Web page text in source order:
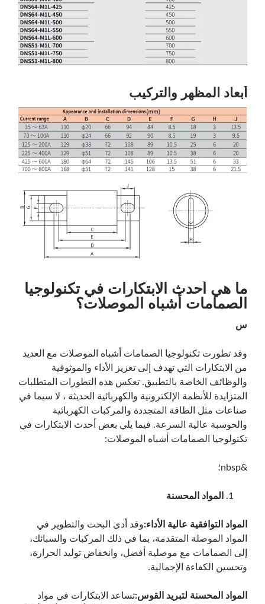
أبعاد المظهر والتركيب
ما هي أحدث الابتكارات في تكنولوجيا
الصمامات أشباه الموصلات؟
س
وقد تطورت تكنولوجيا الصمامات أشباه الموصلات مع العديد
من الابتكارات التي تهدف إلى تعزيز الأداء والموثوقية
والوظائف الخاصة بالتطبيق. تعكس هذه التطورات المتطلبات
المتزايدة للأنظمة الإلكترونية والكهربائية الحديثة ، لا سيما في
صناعات مثل الطاقة المتجددة والمركبات الكهربائية
والحوسبة عالية السرعة. فيما يلي بعض أحدث الابتكارات في
تكنولوجيا الصمامات أشباه الموصلات:
&nbsp؛
المواد المحسنة
المواد التوافقية عالية الأداء:وقد أدى البحث والتطوير في
المواد الموصلة المتقدمة، بما في ذلك المركبات والسبائك،
إلى الصمامات مع موصلية أفضل، وانخفاض توليد الحرارة،
وتحسين الكفاءة الإجمالية.
المواد المحسنة لتبريد القوس:تساعد الابتكارات في مواد